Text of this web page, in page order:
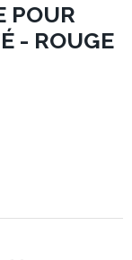
POUR
- ROUGE